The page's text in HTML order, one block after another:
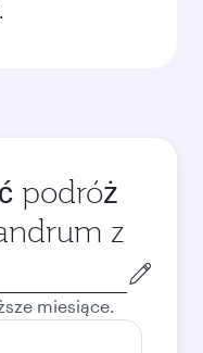
podróż
z
miesiące.